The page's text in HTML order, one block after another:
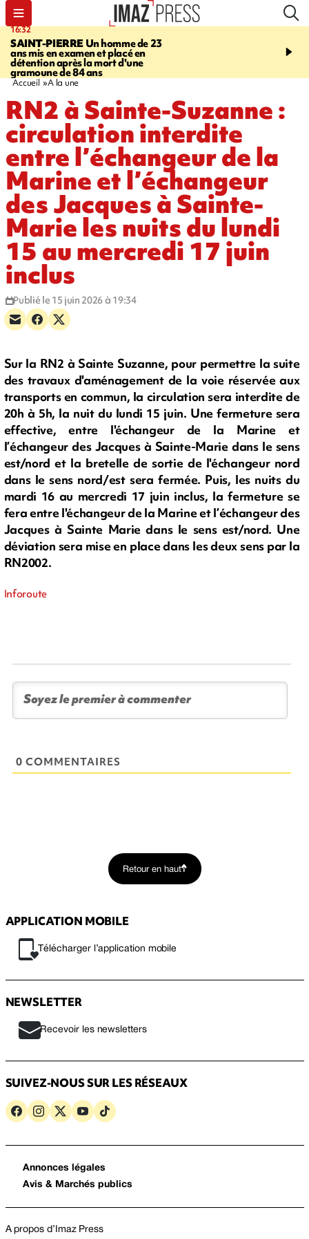
16:32
SAINT-PIERREUn homme de 23
ans mis en examen et placé en
détention après la mort d'une
gramoune de 84 ans
21:08
et Turquie scellent un
Accueil A la une
RN2 à Sainte-Suzanne :
circulation interdite
entre l’échangeur de la
Marine et l’échangeur
des Jacques à Sainte-
Marie les nuits du lundi
15 au mercredi 17 juin
inclus
Publié le 15 juin 2026 à 19:34
Sur la RN2 à Sainte Suzanne, pour permettre la suite
des travaux d'aménagement de la voie réservée aux
transports en commun, la circulation sera interdite de
20h à 5h, la nuit du lundi 15 juin. Une fermeture sera
effective, entre l'échangeur de la Marine et
l’échangeur des Jacques à Sainte-Marie dans le sens
est/nord et la bretelle de sortie de l'échangeur nord
dans le sens nord/est sera fermée. Puis, les nuits du
mardi 16 au mercredi 17 juin inclus, la fermeture se
fera entre l'échangeur de la Marine et l’échangeur des
Jacques à Sainte Marie dans le sens est/nord. Une
déviation sera mise en place dans les deux sens par la
RN2002.
Inforoute
0 COMMENTAIRES
Retour en haut
APPLICATION MOBILE
Télécharger l’application mobile
NEWSLETTER
Recevoir les newsletters
SUIVEZ-NOUS SUR LES RÉSEAUX
Annonces légales
Avis & Marchés publics
A propos d’Imaz Press